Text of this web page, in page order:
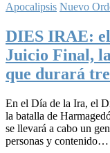
Apocalipsis Nuevo
DIES IRAE:
Juicio Final,
que durará
En el Día de la Ira, el
la batalla de
se llevará a cabo un
personas y contenido…